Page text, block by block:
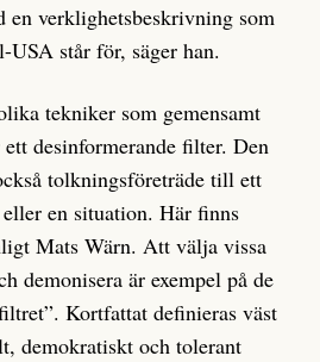
en verklighetsbeskrivning som
USA står för, säger han.
tekniker som gemensamt
desinformerande filter. Den
tolkningsföreträde till ett
en situation. Här finns
Mats Wärn. Att välja vissa
demonisera är exempel på de
Kortfattat definieras väst
demokratiskt och tolerant